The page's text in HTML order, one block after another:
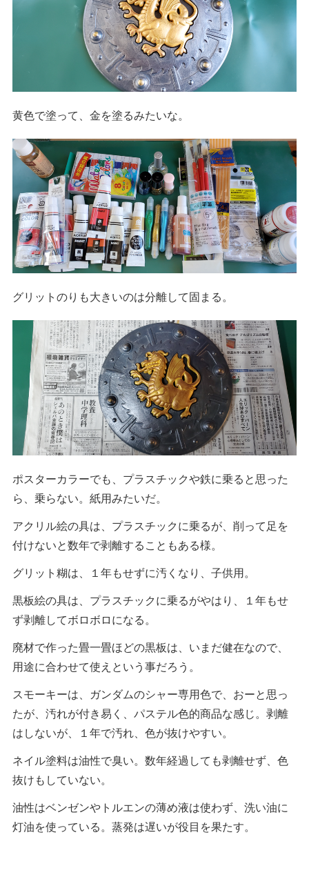
黄色で塗って、金を塗るみたいな。
グリットのりも大きいのは分離して固まる。
ポスターカラーでも、プラスチックや鉄に乗ると思った
ら、乗らない。紙用みたいだ。
アクリル絵の具は、プラスチックに乗るが、削って足を
付けないと数年で剥離することもある様。
グリット糊は、１年もせずに汚くなり、子供用。
黒板絵の具は、プラスチックに乗るがやはり、１年もせ
ず剥離してボロボロになる。
廃材で作った畳一畳ほどの黒板は、いまだ健在なので、
用途に合わせて使えという事だろう。
スモーキーは、ガンダムのシャー専用色で、おーと思っ
たが、汚れが付き易く、パステル色的商品な感じ。剥離
はしないが、１年で汚れ、色が抜けやすい。
ネイル塗料は油性で臭い。数年経過しても剥離せず、色
抜けもしていない。
油性はベンゼンやトルエンの薄め液は使わず、洗い油に
灯油を使っている。蒸発は遅いが役目を果たす。